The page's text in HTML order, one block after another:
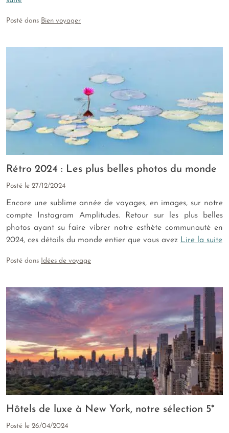
Posté dans Bien voyager
Rétro 2024 : Les plus belles photos du monde
Posté le 27/12/2024
Encore une sublime année de voyages, en images, sur notre
compte Instagram Amplitudes. Retour sur les plus belles
photos ayant su faire vibrer notre esthète communauté en
2024, ces détails du monde entier que vous avez Lire la suite
Posté dans Idées de voyage
Hôtels de luxe à New York, notre sélection 5*
Posté le 26/04/2024